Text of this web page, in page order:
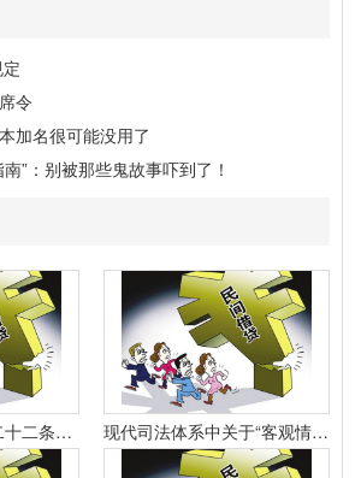
令
加名很可能没用了
”：别被那些鬼故事吓到了！
《合同法》第一百二十二条规定：“因当事人一方的违约行为侵害对方人身、财产权益的受损害方有权选择依照本法要求其承担违约责任或者依照其他法律要求其承担侵权责任。 现代司法体系中关于“客观情况出现重大变化”的法律规定有哪些